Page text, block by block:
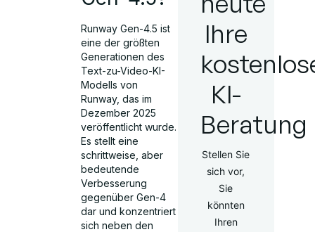
Runway Gen-4.5 ist
eine der größten
Generationen des
Text-zu-Video-KI-
Modells von
Runway, das im
Dezember 2025
veröffentlicht wurde.
Es stellt eine
schrittweise, aber
bedeutende
Verbesserung
gegenüber Gen-4
dar und konzentriert
sich neben den
Ihre
KI-
Beratung
Stellen Sie
sich vor,
Sie
könnten
Ihren